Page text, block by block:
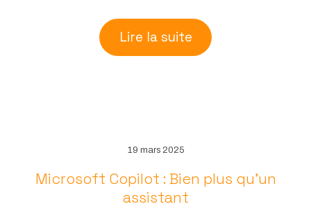
Lire la suite
19 mars 2025
Microsoft Copilot : Bien plus qu’un
assistant